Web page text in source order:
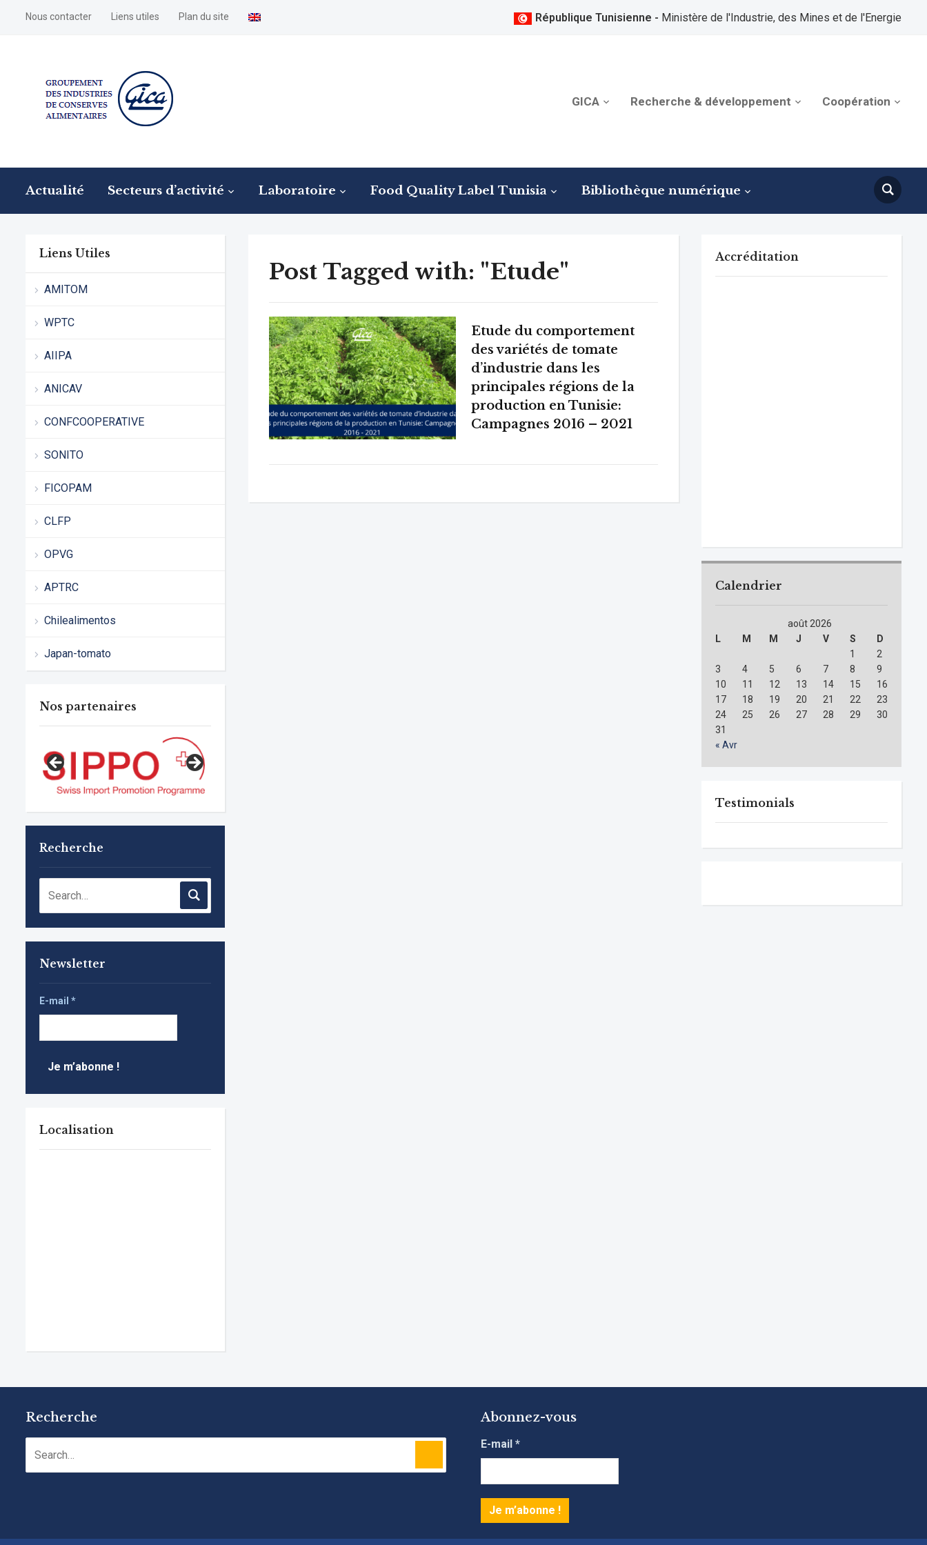
Nous contacter Liens utiles Plan du site République Tunisienne - Ministère de l'Industrie, des Mines et de l'Energie
GICA Recherche & développement Coopération
Actualité Secteurs d’activité Laboratoire Food Quality Label Tunisia Bibliothèque numérique
Liens Utiles
AMITOM
WPTC
AIIPA
ANICAV
CONFCOOPERATIVE
SONITO
FICOPAM
CLFP
OPVG
APTRC
Chilealimentos
Japan-tomato
Nos partenaires
Recherche
Newsletter
E-mail *
Localisation
Post Tagged with: "Etude"
Etude du comportement
des variétés de tomate
d’industrie dans les
principales régions de la
production en Tunisie:
Campagnes 2016 – 2021
Accréditation
Calendrier
août 2026
L
M M J V S
D
1
2
3
4 5 6 7 8
9
10
11 12 13 14 15
16
17
18 19 20 21 22
23
24
25 26 27 28 29
30
31
« Avr
Testimonials
Recherche Abonnez-vous
E-mail*